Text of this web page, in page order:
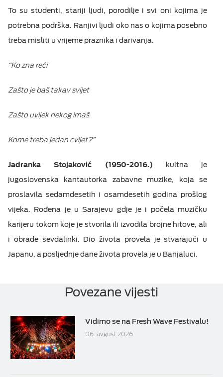
To su studenti, stariji ljudi, porodilje i svi oni kojima je
potrebna podrška. Ranjivi ljudi oko nas o kojima posebno
treba misliti u vrijeme praznika i darivanja.
“Ko zna reći
Zašto je baš takav svijet
Zašto uvijek nekog imaš
Kome treba jedan cvijet?”
Jadranka Stojaković (1950-2016.) kultna je
jugoslovenska kantautorka zabavne muzike, koja se
proslavila sedamdesetih i osamdesetih godina prošlog
vijeka. Rođena je u Sarajevu gdje je i počela muzičku
karijeru tokom koje je stvorila ili izvodila brojne hitove, ali
i obrade sevdalinki. Dio života provela je stvarajući u
Japanu, a posljednje dane života provela je u Banjaluci.
Povezane vijesti
Vidimo se na Fresh Wave Festivalu!
06. avgust 2026